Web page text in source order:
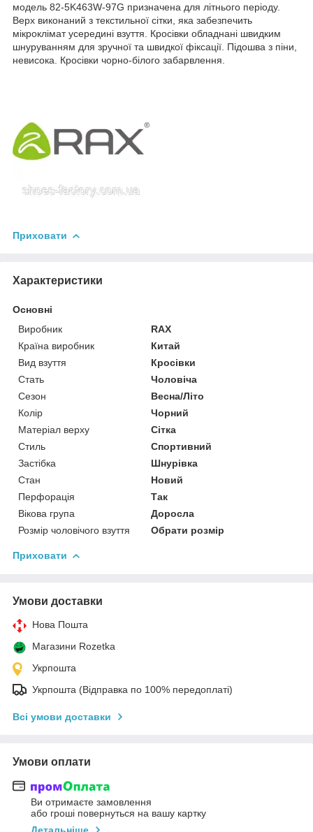
модель 82-5K463W-97G призначена для літнього періоду.
Верх виконаний з текстильної сітки, яка забезпечить
мікроклімат усередині взуття. Кросівки обладнані швидким
шнуруванням для зручної та швидкої фіксації. Підошва з піни,
невисока. Кросівки чорно-білого забарвлення.
Приховати
Характеристики
Основні
Виробник
RAX
Країна виробник
Китай
Вид взуття
Кросівки
Стать
Чоловіча
Сезон
Весна/Літо
Колір
Чорний
Матеріал верху
Сітка
Стиль
Спортивний
Застібка
Шнурівка
Стан
Новий
Перфорація
Так
Вікова група
Доросла
Розмір чоловічого взуття
Обрати розмір
Приховати
Умови доставки
Нова Пошта
Магазини Rozetka
Укрпошта
Укрпошта (Відправка по 100% передоплаті)
Всі умови доставки
Умови оплати
Ви отримаєте замовлення
або гроші повернуться на вашу картку